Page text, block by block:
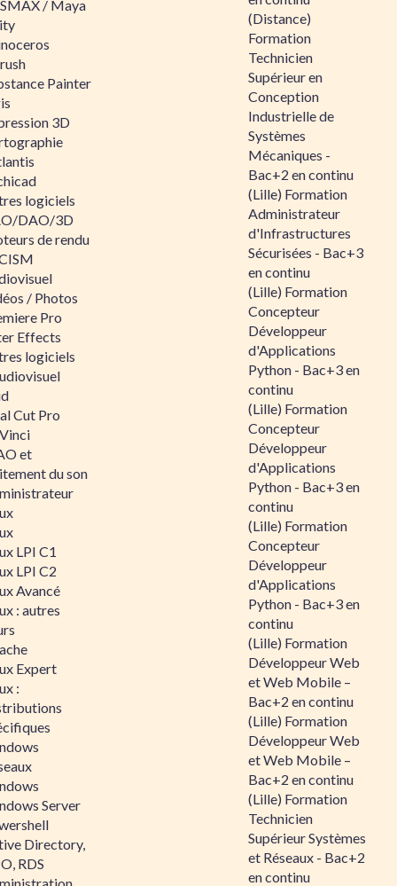
/ Maya
Painter
3D
logiciels
DAO/3D
de rendu
/ Photos
Pro
Effects
logiciels
Cut Pro
et
du son
LPI C1
LPI C2
Avancé
: autres
Expert
:
Server
Directory,
RDS
(Distance)
Formation
Technicien
Supérieur en
Conception
Industrielle de
Systèmes
Mécaniques -
Bac+2 en continu
(Lille) Formation
Administrateur
d'Infrastructures
Sécurisées - Bac+3
en continu
(Lille) Formation
Concepteur
Développeur
d'Applications
Python - Bac+3 en
continu
(Lille) Formation
Concepteur
Développeur
d'Applications
Python - Bac+3 en
continu
(Lille) Formation
Concepteur
Développeur
d'Applications
Python - Bac+3 en
continu
(Lille) Formation
Développeur Web
et Web Mobile –
Bac+2 en continu
(Lille) Formation
Développeur Web
et Web Mobile –
Bac+2 en continu
(Lille) Formation
Technicien
Supérieur Systèmes
et Réseaux - Bac+2
en continu